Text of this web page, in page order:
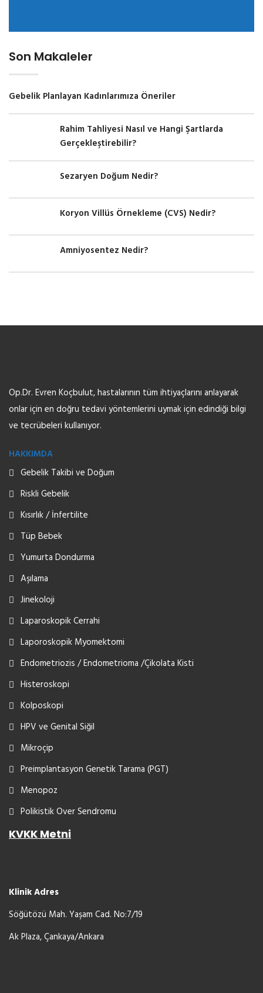
Son Makaleler
Gebelik Planlayan Kadınlarımıza Öneriler
Rahim Tahliyesi Nasıl ve Hangi Şartlarda
Gerçekleştirebilir?
Sezaryen Doğum Nedir?
Koryon Villüs Örnekleme (CVS) Nedir?
Amniyosentez Nedir?
Op.Dr. Evren Koçbulut, hastalarının tüm ihtiyaçlarını anlayarak
onlar için en doğru tedavi yöntemlerini uymak için edindiği bilgi
ve tecrübeleri kullanıyor.
HAKKIMDA
Gebelik Takibi ve Doğum
Riskli Gebelik
Kısırlık / İnfertilite
Tüp Bebek
Yumurta Dondurma
Aşılama
Jinekoloji
Laparoskopik Cerrahi
Laporoskopik Myomektomi
Endometriozis / Endometrioma /Çikolata Kisti
Histeroskopi
Kolposkopi
HPV ve Genital Siğil
Mikroçip
Preimplantasyon Genetik Tarama (PGT)
Menopoz
Polikistik Over Sendromu
KVKK Metni
Klinik Adres
Söğütözü Mah. Yaşam Cad. No:7/19
Ak Plaza, Çankaya/Ankara